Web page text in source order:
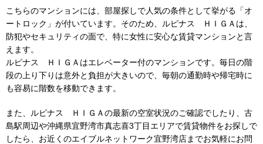
こちらのマンションには、部屋探しで人気の条件として挙がる「オ
ートロック」が付いています。そのため、ルピナス ＨＩＧＡは、
防犯やセキュリティの面で、特に女性に安心な賃貸マンションと言
えます。
ルピナス ＨＩＧＡはエレベーター付のマンションです。毎日の階
段の上り下りは意外と負担が大きいので、毎朝の通勤時や帰宅時に
も容易に階数を移動できます。
また、ルピナス ＨＩＧＡの最新の空室状況のご確認でしたり、古
島駅周辺や沖縄県宜野湾市真志喜3丁目エリアで賃貸物件をお探しで
したら、お近くのエイブルネットワーク宜野湾店までお気軽にお問